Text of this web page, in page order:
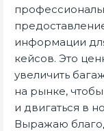
информации
кейсов. Это
увеличить
на рынке,
и двигаться в
Выражаю